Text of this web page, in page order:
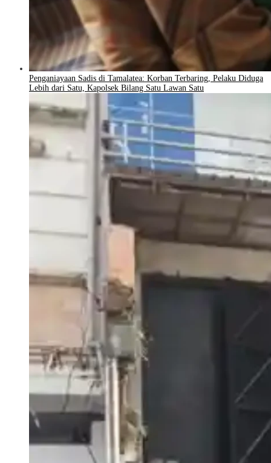
Penganiayaan Sadis di Tamalatea: Korban Terbaring, Pelaku Diduga
Lebih dari Satu, Kapolsek Bilang Satu Lawan Satu